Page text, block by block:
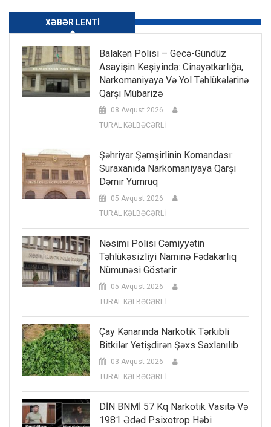
XƏBƏR LENTI
Balakən Polisi – Gecə-Gündüz
Asayişin Keşiyində: Cinayətkarlığa,
Narkomaniyaya Və Yol Təhlükələrinə
Qarşı Mübarizə
08 Avqust 2026
TURAL KƏLBƏCƏRLİ
Şəhriyar Şəmşirlinin Komandası:
Suraxanıda Narkomaniyaya Qarşı
Dəmir Yumruq
05 Avqust 2026
TURAL KƏLBƏCƏRLİ
Nəsimi Polisi Cəmiyyətin
Təhlükəsizliyi Naminə Fədakarlıq
Nümunəsi Göstərir
05 Avqust 2026
TURAL KƏLBƏCƏRLİ
Çay Kənarında Narkotik Tərkibli
Bitkilər Yetişdirən Şəxs Saxlanılıb
03 Avqust 2026
TURAL KƏLBƏCƏRLİ
DİN BNMİ 57 Kq Narkotik Vasitə Və
1981 Ədəd Psixotrop Həbi